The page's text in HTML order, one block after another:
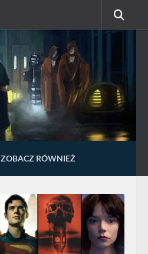
ZOBACZ RÓWNIEŻ